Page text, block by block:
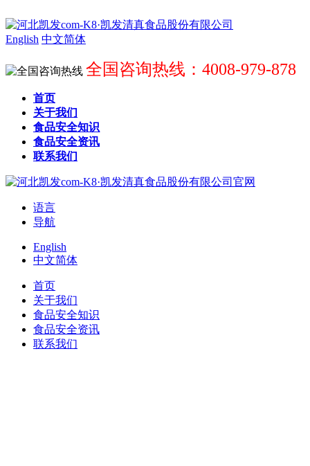
English 中文简体
全国咨询热线：4008-979-878
首页
关于我们
食品安全知识
食品安全资讯
联系我们
语言
导航
English
中文简体
首页
关于我们
食品安全知识
食品安全资讯
联系我们